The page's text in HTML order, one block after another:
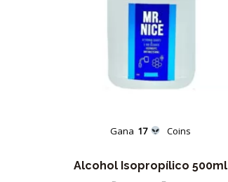
Gana 17 Coins
Alcohol Isopropílico 500ml